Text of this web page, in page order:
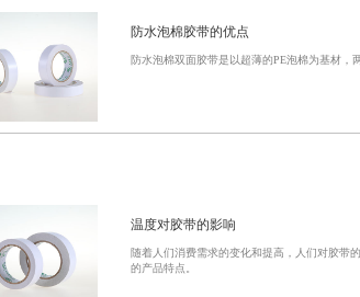
防水泡棉胶带的优点
防水泡棉双面胶带是以超薄的PE泡棉为基材，
温度对胶带的影响
随着人们消费需求的变化和提高，人们对胶带
的产品特点。